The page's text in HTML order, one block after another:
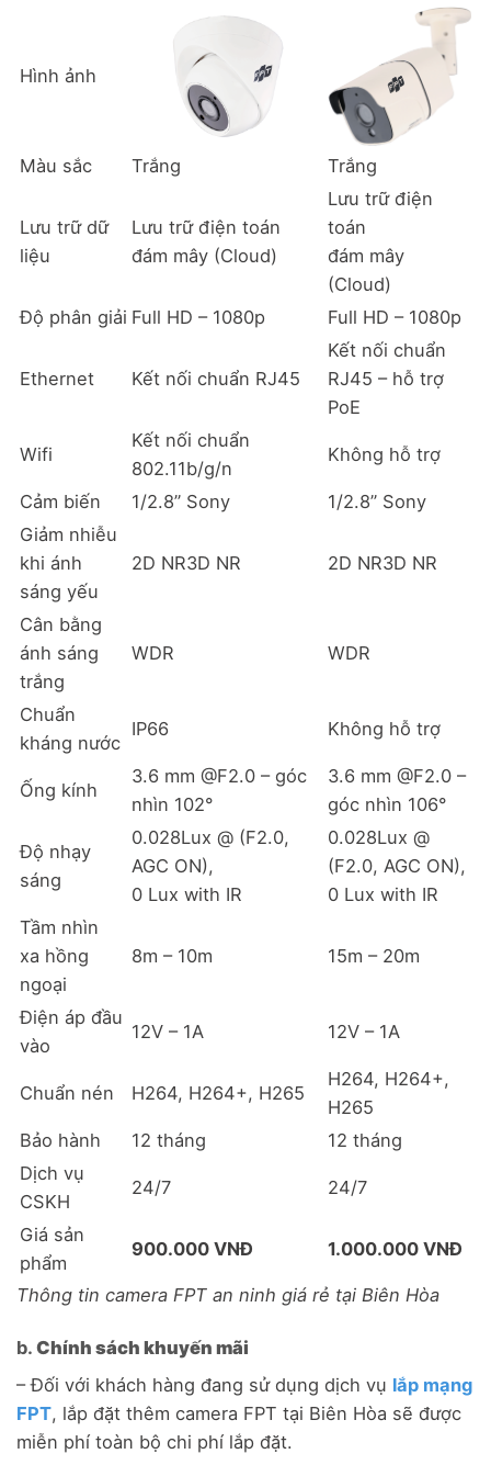
Hình ảnh
Màu sắc Trắng Trắng
Lưu trữ dữ
liệu
Lưu trữ điện toán
đám mây (Cloud)
Lưu trữ điện
toán
đám mây
(Cloud)
Độ phân giải Full HD – 1080p Full HD – 1080p
Ethernet Kết nối chuẩn RJ45
Kết nối chuẩn
RJ45 – hỗ trợ
PoE
Wifi
Kết nối chuẩn
802.11b/g/n
Không hỗ trợ
Cảm biến 1/2.8” Sony
1/2.8” Sony
Giảm nhiễu
khi ánh
sáng yếu
2D NR3D NR 2D NR3D NR
Cân bằng
ánh sáng
trắng
WDR WDR
Chuẩn
kháng nước
IP66 Không hỗ trợ
Ống kính
3.6 mm @F2.0 – góc
nhìn 102°
3.6 mm @F2.0 –
góc nhìn 106°
Độ nhạy
sáng
0.028Lux @ (F2.0,
AGC ON),
0 Lux with IR
0.028Lux @
(F2.0, AGC ON),
0 Lux with IR
Tầm nhìn
xa hồng
ngoại
8m – 10m 15m – 20m
Điện áp đầu
vào
12V – 1A 12V – 1A
Chuẩn nén H264, H264+, H265
H264, H264+,
H265
Bảo hành
12 tháng
12 tháng
Dịch vụ
CSKH
24/7 24/7
Giá sản
phẩm
900.000 VNĐ 1.000.000 VNĐ
Thông tin camera FPT an ninh giá rẻ tại Biên Hòa
b. Chính sách khuyến mãi
– Đối với khách hàng đang sử dụng dịch vụ lắp mạng
FPT, lắp đặt thêm camera FPT tại Biên Hòa sẽ được
miễn phí toàn bộ chi phí lắp đặt.